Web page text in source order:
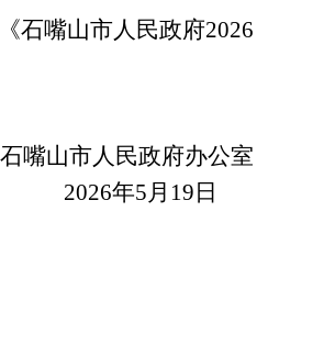
石嘴山市人民政府2026
石嘴山市人民政府办公室
2026年5月19日